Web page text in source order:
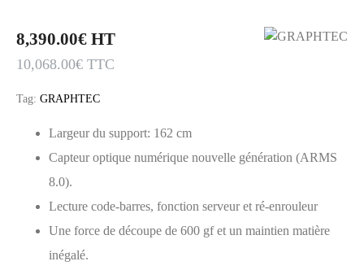
8,390.00€ HT
10,068.00€ TTC
Tag: GRAPHTEC
Largeur du support: 162 cm
Capteur optique numérique nouvelle génération (ARMS
8.0).
Lecture code-barres, fonction serveur et ré-enrouleur
Une force de découpe de 600 gf et un maintien matière
inégalé.